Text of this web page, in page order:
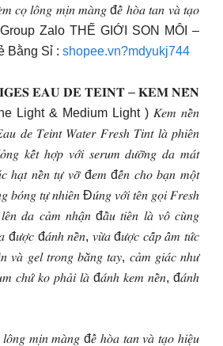
𝑐𝑜̣ 𝑙𝑜̂𝑛𝑔 𝑚𝑖̣𝑛 𝑚𝑎̀𝑛𝑔 đ𝑒̂̉ ℎ𝑜̀𝑎 𝑡𝑎𝑛 𝑣𝑎̀ 𝑡𝑎̣𝑜
Group Zalo THẾ GIỚI SON MÔI –
Bằng Sỉ : shopee.vn?mdyukj744
𝐄𝐀𝐔 𝐃𝐄 𝐓𝐄𝐈𝐍𝐓 – 𝐊𝐄𝐌 𝐍𝐄̂̀𝐍
Light & Medium Light ) 𝐾𝑒𝑚 𝑛𝑒̂̀𝑛
𝑑𝑒 𝑇𝑒𝑖𝑛𝑡 𝑊𝑎𝑡𝑒𝑟 𝐹𝑟𝑒𝑠ℎ 𝑇𝑖𝑛𝑡 𝑙𝑎̀ 𝑝ℎ𝑖𝑒̂𝑛
𝑘𝑒̂́𝑡 ℎ𝑜̛̣𝑝 𝑣𝑜̛́𝑖 𝑠𝑒𝑟𝑢𝑚 𝑑𝑢̛𝑜̛̃𝑛𝑔 𝑑𝑎 𝑚𝑎́𝑡
ℎ𝑎̣𝑡 𝑛𝑒̂̀𝑛 𝑡𝑢̛̣ 𝑣𝑜̛̃ đ𝑒𝑚 đ𝑒̂́𝑛 𝑐ℎ𝑜 𝑏𝑎̣𝑛 𝑚𝑜̣̂𝑡
𝑏𝑜́𝑛𝑔 𝑡𝑢̛̣ 𝑛ℎ𝑖𝑒̂𝑛 Đ𝑢́𝑛𝑔 𝑣𝑜̛́𝑖 𝑡𝑒̂𝑛 𝑔𝑜̣𝑖 𝐹𝑟𝑒𝑠ℎ
𝑙𝑒̂𝑛 𝑑𝑎 𝑐𝑎̉𝑚 𝑛ℎ𝑎̣̂𝑛 đ𝑎̂̀𝑢 𝑡𝑖𝑒̂𝑛 𝑙𝑎̀ 𝑣𝑜̂ 𝑐𝑢̀𝑛𝑔
đ𝑢̛𝑜̛̣𝑐 đ𝑎́𝑛ℎ 𝑛𝑒̂̀𝑛, 𝑣𝑢̛̀𝑎 đ𝑢̛𝑜̛̣𝑐 𝑐𝑎̂́𝑝 𝑎̂̉𝑚 𝑡𝑢̛́𝑐
𝑣𝑎̀ 𝑔𝑒𝑙 𝑡𝑟𝑜𝑛𝑔 𝑏𝑎̆̀𝑛𝑔 𝑡𝑎𝑦, 𝑐𝑎̉𝑚 𝑔𝑖𝑎́𝑐 𝑛ℎ𝑢̛
𝑐ℎ𝑢̛́ 𝑘𝑜 𝑝ℎ𝑎̉𝑖 𝑙𝑎̀ đ𝑎́𝑛ℎ 𝑘𝑒𝑚 𝑛𝑒̂̀𝑛, đ𝑎́𝑛ℎ
𝑚𝑖̣𝑛 𝑚𝑎̀𝑛𝑔 đ𝑒̂̉ ℎ𝑜̀𝑎 𝑡𝑎𝑛 𝑣𝑎̀ 𝑡𝑎̣𝑜 ℎ𝑖𝑒̣̂𝑢